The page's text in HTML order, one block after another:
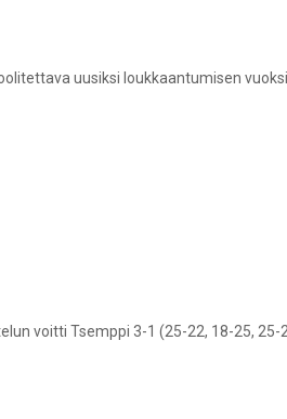
uusiksi loukkaantumisen
voitti Tsemppi 3-1 (25-22, 18-25, 25-